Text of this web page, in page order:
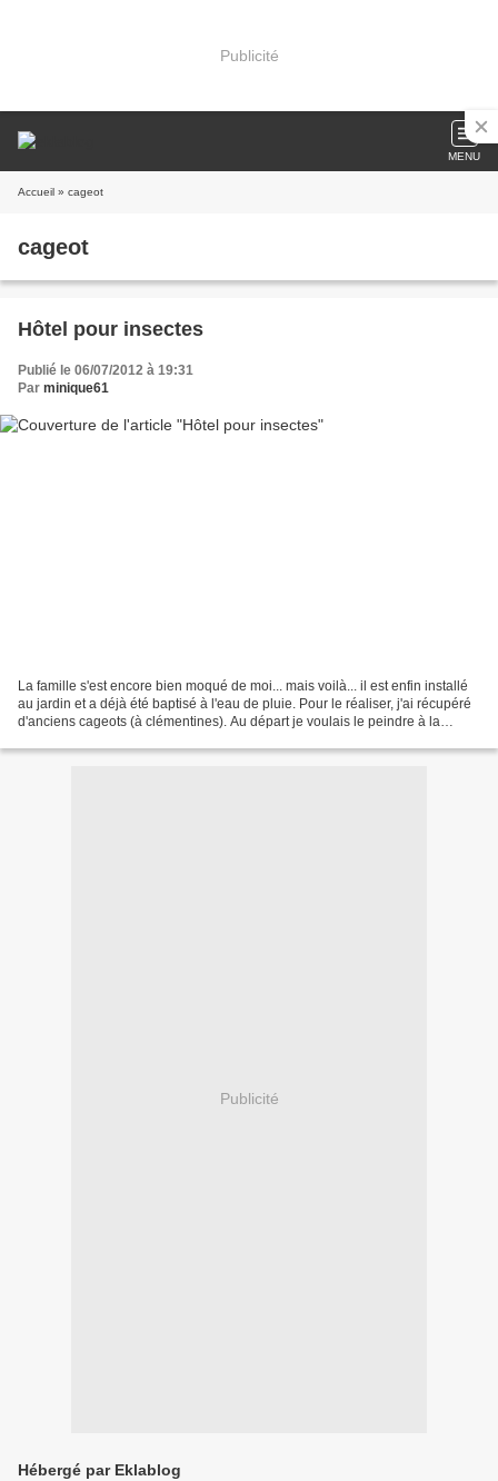
Publicité
MENU
Accueil » cageot
cageot
Hôtel pour insectes
Publié le 06/07/2012 à 19:31
Par minique61
La famille s'est encore bien moqué de moi... mais voilà... il est enfin installé
au jardin et a déjà été baptisé à l'eau de pluie. Pour le réaliser, j'ai récupéré
d'anciens cageots (à clémentines). Au départ je voulais le peindre à la
Publicité
Hébergé par Eklablog